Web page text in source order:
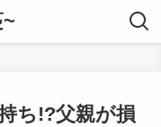
ち!?父親が損